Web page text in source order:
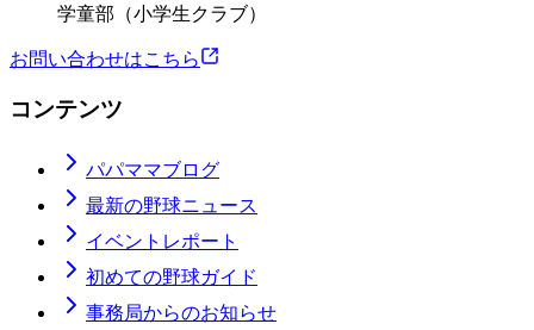
学童部（小学生クラブ）
お問い合わせはこちら
コンテンツ
パパママブログ
最新の野球ニュース
イベントレポート
初めての野球ガイド
事務局からのお知らせ